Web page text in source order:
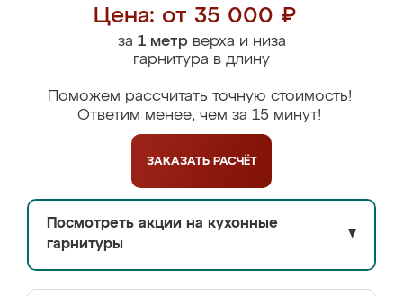
Цена: от 35 000 ₽
за 1 метрверха и низа
гарнитура в длину
Поможем рассчитать точную стоимость!
Ответим менее, чем за 15 минут!
ЗАКАЗАТЬ РАСЧЁТ
Посмотреть акции на кухонные
гарнитуры
▼